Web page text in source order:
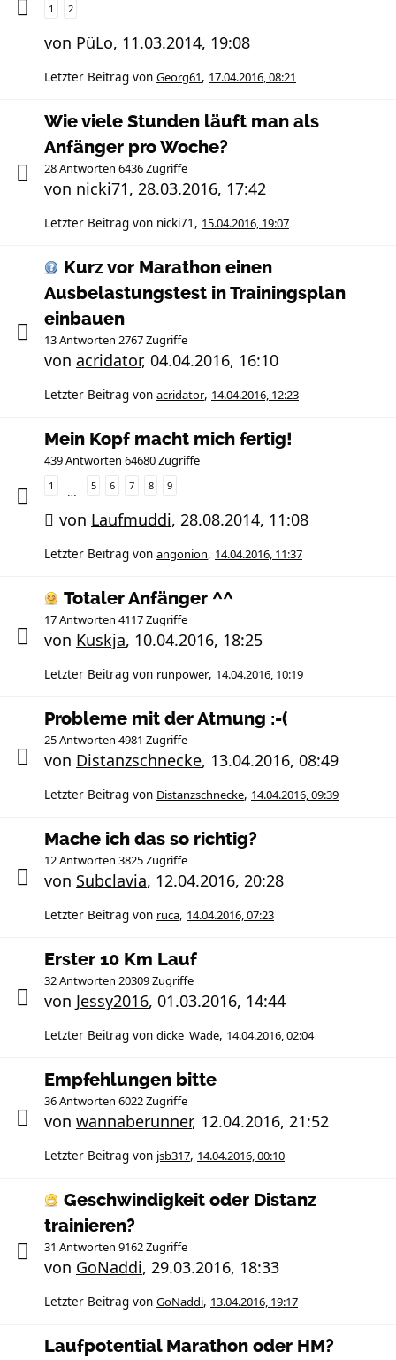
1 2
von PüLo, 11.03.2014, 19:08
Letzter Beitrag von Georg61, 17.04.2016, 08:21
Wie viele Stunden läuft man als
Anfänger pro Woche?
28 Antworten 6436 Zugriffe
von nicki71, 28.03.2016, 17:42
Letzter Beitrag von nicki71 , 15.04.2016, 19:07
Kurz vor Marathon einen
Ausbelastungstest in Trainingsplan
einbauen
13 Antworten 2767 Zugriffe
von acridator, 04.04.2016, 16:10
Letzter Beitrag von acridator, 14.04.2016, 12:23
Mein Kopf macht mich fertig!
439 Antworten 64680 Zugriffe
1 … 5 6 7 8 9
von Laufmuddi, 28.08.2014, 11:08
Letzter Beitrag von angonion, 14.04.2016, 11:37
Totaler Anfänger ^^
17 Antworten 4117 Zugriffe
von Kuskja, 10.04.2016, 18:25
Letzter Beitrag von runpower, 14.04.2016, 10:19
Probleme mit der Atmung :-(
25 Antworten 4981 Zugriffe
von Distanzschnecke, 13.04.2016, 08:49
Letzter Beitrag von Distanzschnecke, 14.04.2016, 09:39
Mache ich das so richtig?
12 Antworten 3825 Zugriffe
von Subclavia, 12.04.2016, 20:28
Letzter Beitrag von ruca, 14.04.2016, 07:23
Erster 10 Km Lauf
32 Antworten 20309 Zugriffe
von Jessy2016, 01.03.2016, 14:44
Letzter Beitrag von dicke_Wade, 14.04.2016, 02:04
Empfehlungen bitte
36 Antworten 6022 Zugriffe
von wannaberunner, 12.04.2016, 21:52
Letzter Beitrag von jsb317, 14.04.2016, 00:10
Geschwindigkeit oder Distanz
trainieren?
31 Antworten 9162 Zugriffe
von GoNaddi, 29.03.2016, 18:33
Letzter Beitrag von GoNaddi, 13.04.2016, 19:17
Laufpotential Marathon oder HM?